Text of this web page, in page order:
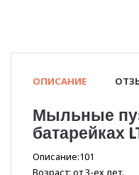
ОПИСАНИЕ
Мыльные
батарейках
Описание:101
Возраст: от 3-ех лет.